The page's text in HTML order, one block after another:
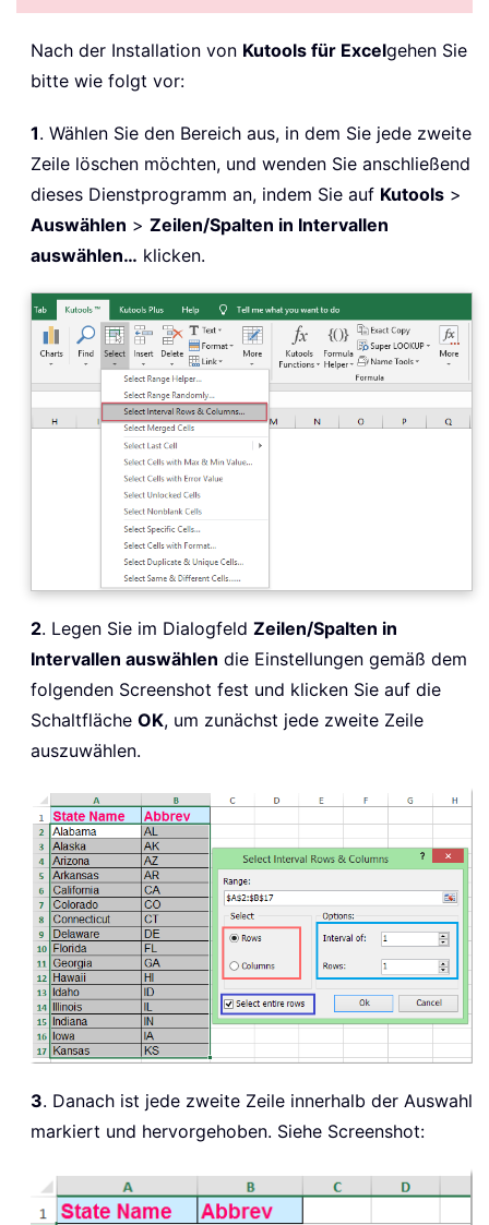
Nach der Installation von Kutools für Excelgehen Sie
bitte wie folgt vor:
1. Wählen Sie den Bereich aus, in dem Sie jede zweite
Zeile löschen möchten, und wenden Sie anschließend
dieses Dienstprogramm an, indem Sie auf Kutools >
Auswählen > Zeilen/Spalten in Intervallen
auswählen… klicken.
2. Legen Sie im Dialogfeld Zeilen/Spalten in
Intervallen auswählen die Einstellungen gemäß dem
folgenden Screenshot fest und klicken Sie auf die
Schaltfläche OK, um zunächst jede zweite Zeile
auszuwählen.
3. Danach ist jede zweite Zeile innerhalb der Auswahl
markiert und hervorgehoben. Siehe Screenshot: